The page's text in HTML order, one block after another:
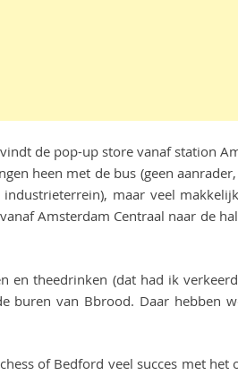
de pop-up store vanaf station
heen met de bus (geen
maar veel
Amsterdam Centraal naar de
en theedrinken (dat had ik
buren van Bbrood. Daar hebben
of Bedford veel succes met